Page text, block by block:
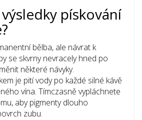
pískování
bělba, ale návrat k
se skvrny nevracely hned po
některé návyky.
je pití vody po každé silné kávě
vína. Tímczasně vypláchnete
aby pigmenty dlouho
zubu.